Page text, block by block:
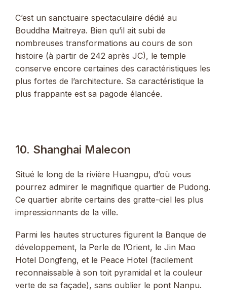
C’est un sanctuaire spectaculaire dédié au
Bouddha Maitreya. Bien qu’il ait subi de
nombreuses transformations au cours de son
histoire (à partir de 242 après JC), le temple
conserve encore certaines des caractéristiques les
plus fortes de l’architecture. Sa caractéristique la
plus frappante est sa pagode élancée.
10. Shanghai Malecon
Situé le long de la rivière Huangpu, d’où vous
pourrez admirer le magnifique quartier de Pudong.
Ce quartier abrite certains des gratte-ciel les plus
impressionnants de la ville.
Parmi les hautes structures figurent la Banque de
développement, la Perle de l’Orient, le Jin Mao
Hotel Dongfeng, et le Peace Hotel (facilement
reconnaissable à son toit pyramidal et la couleur
verte de sa façade), sans oublier le pont Nanpu.